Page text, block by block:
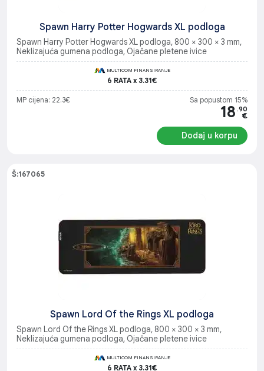
Spawn Harry Potter Hogwards XL podloga
Spawn Harry Potter Hogwards XL podloga, 800 × 300 × 3 mm,
Neklizajuća gumena podloga, Ojačane pletene ivice
MULTICOM FINANSIRANJE
6 RATA x 3.31€
MP cijena: 22.3€ Sa popustom 15%
18 .90
€
Dodaj u korpu
Š:167065
Spawn Lord Of the Rings XL podloga
Spawn Lord Of the Rings XL podloga, 800 × 300 × 3 mm,
Neklizajuća gumena podloga, Ojačane pletene ivice
MULTICOM FINANSIRANJE
6 RATA x 3.31€